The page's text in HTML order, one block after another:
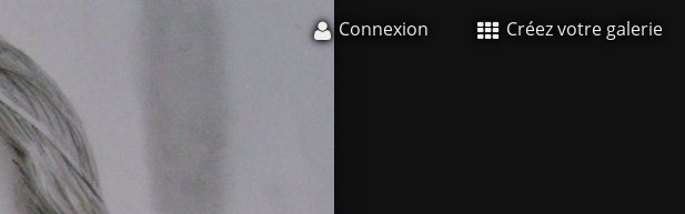
Connexion Créez votre galerie